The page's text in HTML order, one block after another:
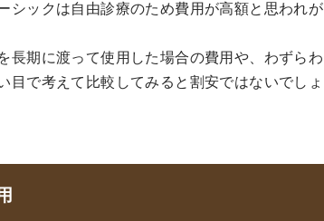
シックは自由診療のため費用が高額と思われが
長期に渡って使用した場合の費用や、わずらわ
目で考えて比較してみると割安ではないでしょ